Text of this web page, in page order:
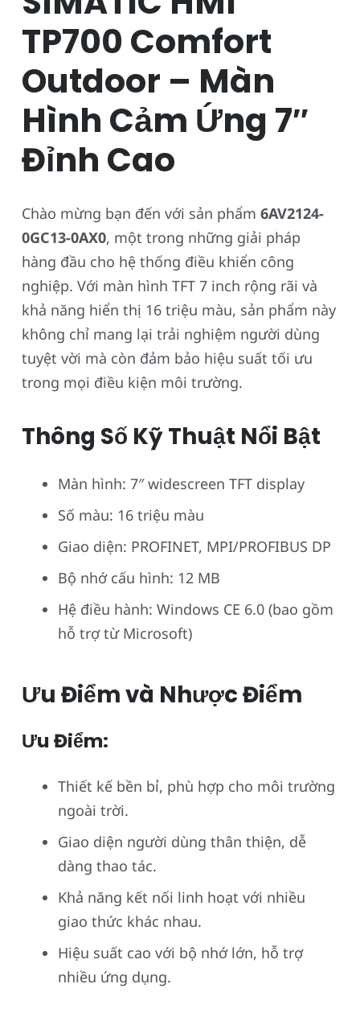
TP700 Comfort
Outdoor – Màn
Hình Cảm Ứng 7″
Đỉnh Cao
Chào mừng bạn đến với sản phẩm 6AV2124-
0GC13-0AX0, một trong những giải pháp
hàng đầu cho hệ thống điều khiển công
nghiệp. Với màn hình TFT 7 inch rộng rãi và
khả năng hiển thị 16 triệu màu, sản phẩm này
không chỉ mang lại trải nghiệm người dùng
tuyệt vời mà còn đảm bảo hiệu suất tối ưu
trong mọi điều kiện môi trường.
Thông Số Kỹ Thuật Nổi Bật
Màn hình: 7″ widescreen TFT display
Số màu: 16 triệu màu
Giao diện: PROFINET, MPI/PROFIBUS DP
Bộ nhớ cấu hình: 12 MB
Hệ điều hành: Windows CE 6.0 (bao gồm
hỗ trợ từ Microsoft)
Ưu Điểm và Nhược Điểm
Ưu Điểm:
Thiết kế bền bỉ, phù hợp cho môi trường
ngoài trời.
Giao diện người dùng thân thiện, dễ
dàng thao tác.
Khả năng kết nối linh hoạt với nhiều
giao thức khác nhau.
Hiệu suất cao với bộ nhớ lớn, hỗ trợ
nhiều ứng dụng.